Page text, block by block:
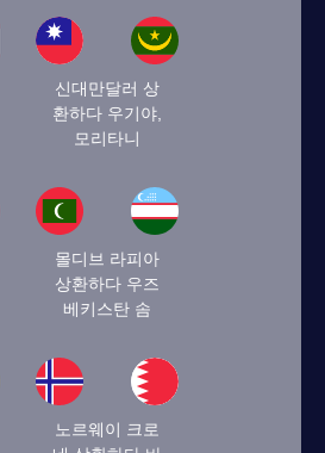
신대만달러 상
환하다 우기야,
모리타니
몰디브 라피아
상환하다 우즈
베키스탄 솜
노르웨이 크로